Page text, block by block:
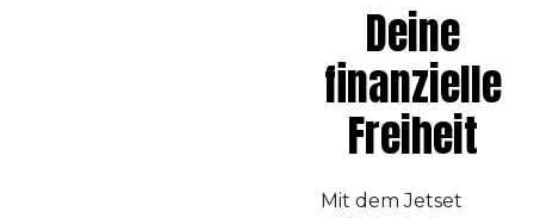
Deine
finanzielle
Freiheit
Mit dem Jetset